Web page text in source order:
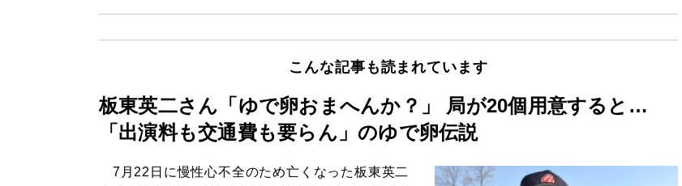
こんな記事も読まれています
板東英二さん「ゆで卵おまへんか？」 局が20個用意すると…
「出演料も交通費も要らん」のゆで卵伝説
7月22日に慢性心不全のため亡くなった板東英二